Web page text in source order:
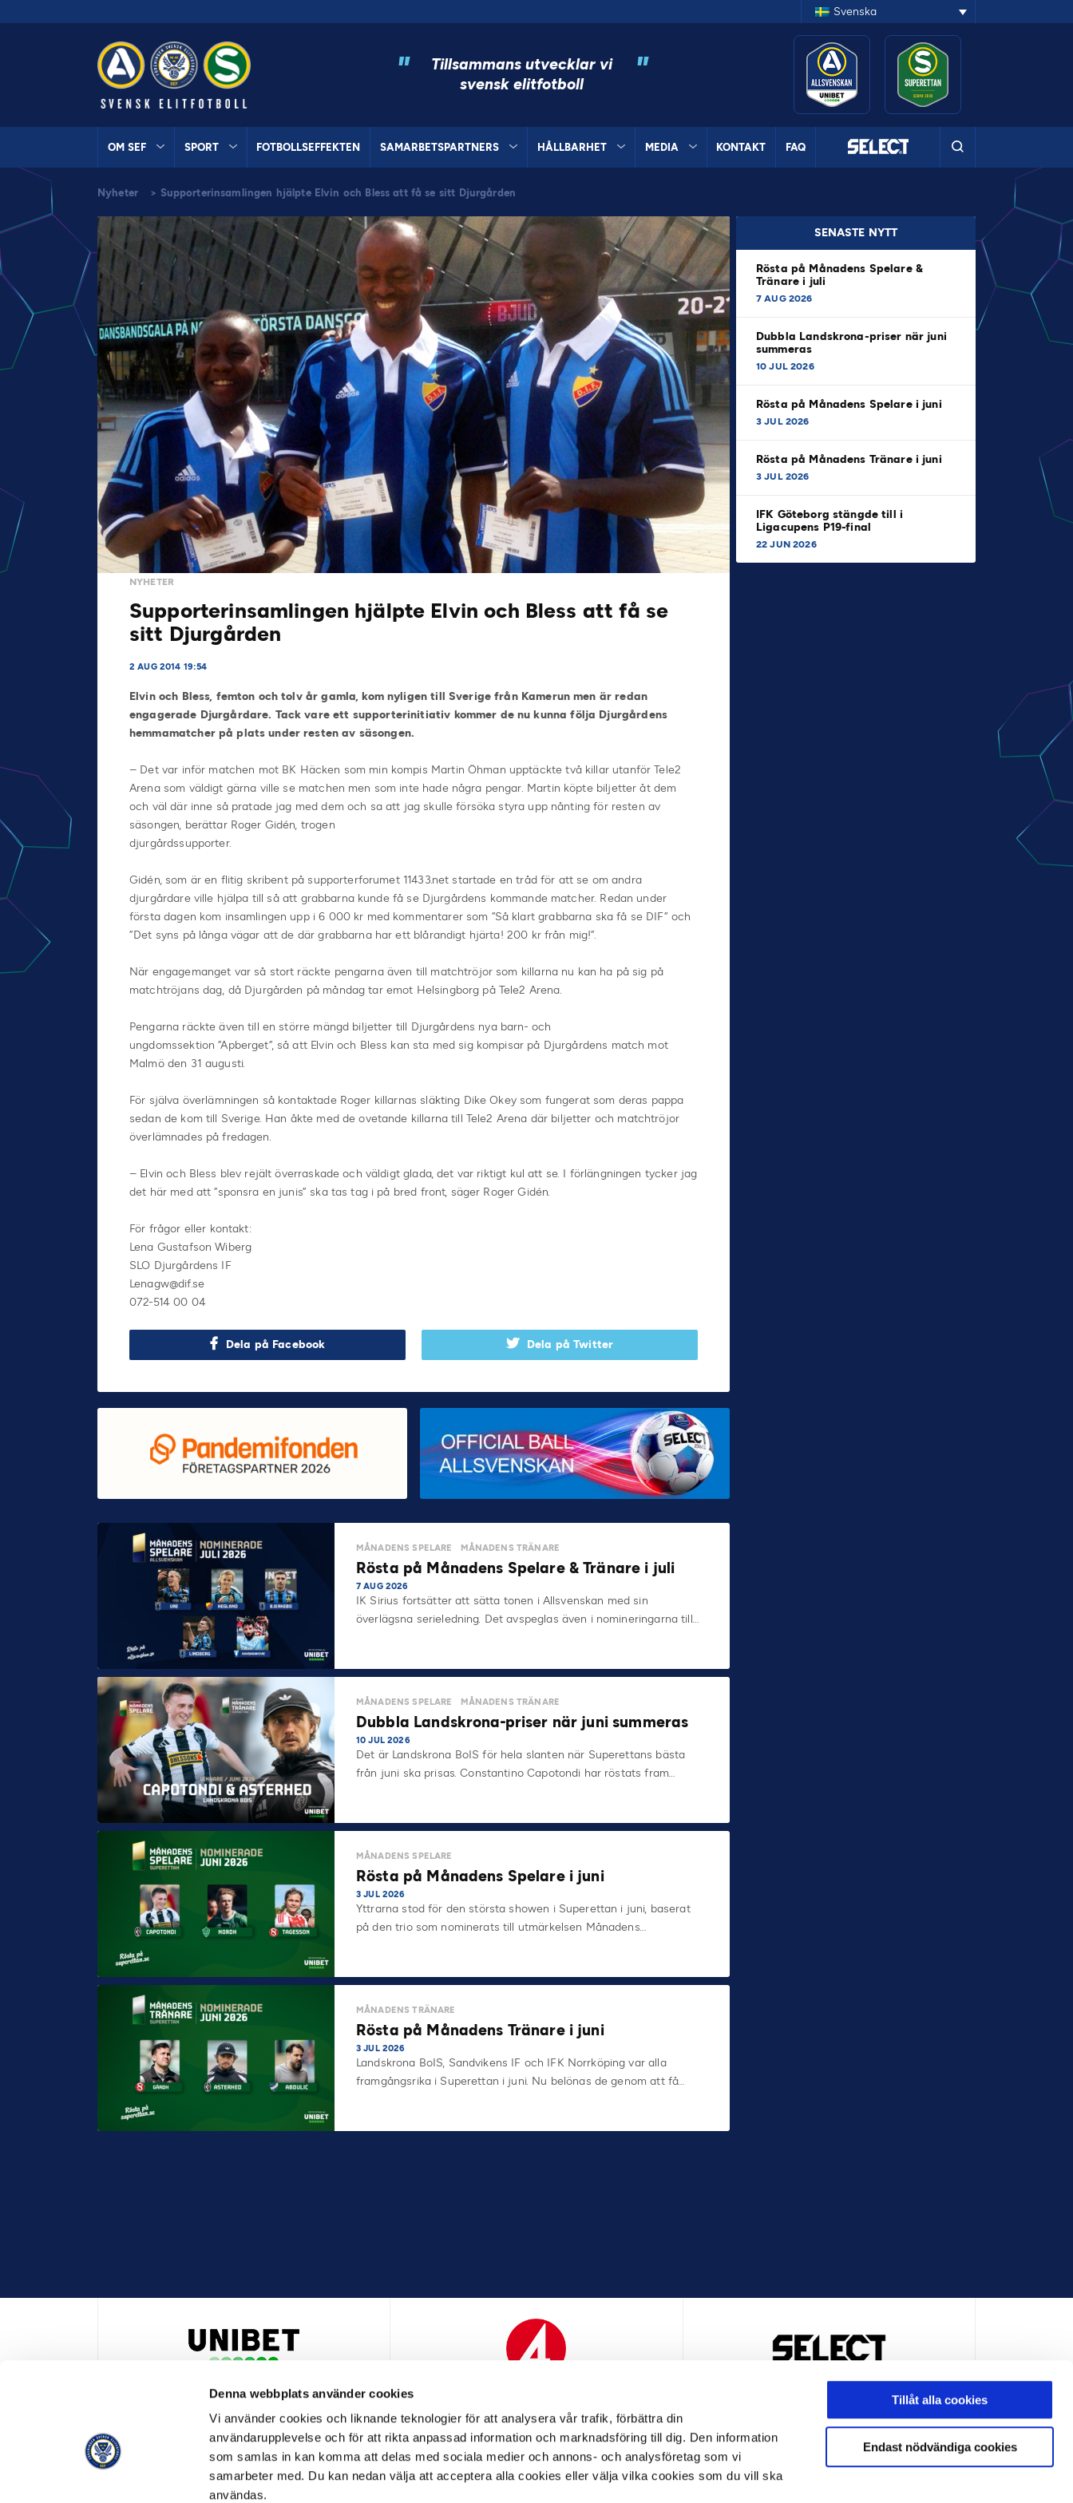
Denna webbplats använder cookies
Vi använder cookies och liknande teknologier för att analysera vår trafik, förbättra din
användarupplevelse och för att rikta anpassad information och marknadsföring till dig. Den information
som samlas in kan komma att delas med sociala medier och annons- och analysföretag som vi
samarbeter med. Du kan nedan välja att acceptera alla cookies eller välja vilka cookies som du vill ska
användas.
Tillåt alla cookies
Endast nödvändiga cookies
Svenska
"
Tillsammans utvecklar vi
svensk elitfotboll
"
OM SEF SPORT FOTBOLLSEFFEKTEN SAMARBETSPARTNERS HÅLLBARHET MEDIA KONTAKT FAQ
Nyheter > Supporterinsamlingen hjälpte Elvin och Bless att få se sitt Djurgården
NYHETER
Supporterinsamlingen hjälpte Elvin och Bless att få se
sitt Djurgården
2 AUG 2014 19:54
Elvin och Bless, femton och tolv år gamla, kom nyligen till Sverige från Kamerun men ärredan
engagerade Djurgårdare. Tack vare ett supporterinitiativ kommer de nu kunna följa Djurgårdens
hemmamatcher på plats under resten av säsongen.
– Det var inför matchen mot BK Häcken som min kompis Martin Öhman upptäckte två killar utanför Tele2
Arena som väldigt gärna ville se matchen men som inte hade några pengar. Martin köpte biljetter åt dem
och väl där inne så pratade jag med dem och sa att jag skulle försöka styra upp nånting för resten av
säsongen, berättar Roger Gidén, trogen
djurgårdssupporter.
Gidén, som är en flitig skribent på supporterforumet 11433.net startade en tråd för att se om andra
djurgårdare ville hjälpa till så att grabbarna kunde få se Djurgårdens kommande matcher. Redan under
första dagen kom insamlingen upp i 6 000 kr med kommentarer som ”Så klart grabbarna ska få se DIF” och
”Det syns på långa vägar att de där grabbarna har ett blårandigt hjärta! 200 kr från mig!”.
När engagemanget var så stort räckte pengarna även till matchtröjor som killarna nu kan ha på sig på
matchtröjans dag, då Djurgården på måndag tar emot Helsingborg på Tele2 Arena.
Pengarna räckte även till en större mängd biljetter till Djurgårdens nya barn- och
ungdomssektion ”Apberget”, så att Elvin och Bless kan sta med sig kompisar på Djurgårdens match mot
Malmö den 31 augusti.
För själva överlämningen så kontaktade Roger killarnas släkting Dike Okey som fungerat som deras pappa
sedan de kom till Sverige. Han åkte med de ovetande killarna till Tele2 Arena där biljetter och matchtröjor
överlämnades på fredagen.
– Elvin och Bless blev rejält överraskade och väldigt glada, det var riktigt kul att se. I förlängningen tycker jag
det här med att ”sponsra en junis” ska tas tag i på bred front, säger Roger Gidén.
För frågor eller kontakt:
Lena Gustafson Wiberg
SLO Djurgårdens IF
Lenagw@dif.se
072-514 00 04
Dela på Facebook Dela på Twitter
SENASTE NYTT
Rösta på Månadens Spelare &
Tränare i juli
7 AUG 2026
Dubbla Landskrona-priser när juni
summeras
10 JUL 2026
Rösta på Månadens Spelare i juni
3 JUL 2026
Rösta på Månadens Tränare i juni
3 JUL 2026
IFK Göteborg stängde till i
Ligacupens P19-final
22 JUN 2026
MÅNADENS SPELARE MÅNADENS TRÄNARE
Rösta på Månadens Spelare & Tränare i juli
7 AUG 2026
IK Sirius fortsätter att sätta tonen i Allsvenskan med sin
överlägsna serieledning. Det avspeglas även i nomineringarna till…
MÅNADENS SPELARE MÅNADENS TRÄNARE
Dubbla Landskrona-priser när juni summeras
10 JUL 2026
Det är Landskrona BoIS för hela slanten när Superettans bästa
från juni ska prisas. Constantino Capotondi har röstats fram…
MÅNADENS SPELARE
Rösta på Månadens Spelare i juni
3 JUL 2026
Yttrarna stod för den största showen i Superettan i juni, baserat
på den trio som nominerats till utmärkelsen Månadens…
MÅNADENS TRÄNARE
Rösta på Månadens Tränare i juni
3 JUL 2026
Landskrona BoIS, Sandvikens IF och IFK Norrköping var alla
framgångsrika i Superettan i juni. Nu belönas de genom att få…
HUVUDPARTNER OCH PRESENTING PARTNER ALLSVENSKAN